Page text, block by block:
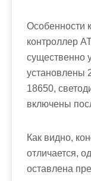
Особенности
контроллер
существенно
установлены
18650,
включены
Как видно,
отличается,
оставлена